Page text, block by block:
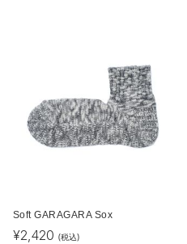
Soft GARAGARA Sox
¥2,420 (税込)